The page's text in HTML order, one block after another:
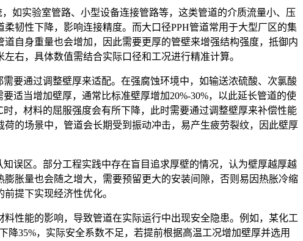
如实验室管路、小型设备连接管路等，这类管道的介质流量小、压
韧性下降，影响连接精度。而大口径PPH管道常用于大型厂区的集
自身重量也会增加，因此需要更厚的管壁来增强结构强度，抵御内
右，具体数值需结合实际口径和工况进行精准计算。
要通过调整壁厚来适配。在强腐蚀环境中，如输送浓硫酸、次氯酸
适当增加壁厚，通常比标准壁厚增加20%-30%，以此延长管道的使
，材料的屈服强度会有所下降，此时需要通过调整壁厚来补偿性能
的场景中，管道会长期受到振动冲击，易产生疲劳裂纹，因此壁厚
误区。部分工程实践中存在盲目追求厚壁的情况，认为壁厚越厚越
胀量也会随之增大，需要预留更大的安装间隙，否则易因热胀冷缩
提下实现经济性优化。
性能的影响，导致管道在实际运行中出现安全隐患。例如，某化工
35%，实际安全系数不足，若提前根据高温工况增加壁厚并选用